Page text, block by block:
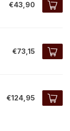
€43,90
€73,15
€124,95